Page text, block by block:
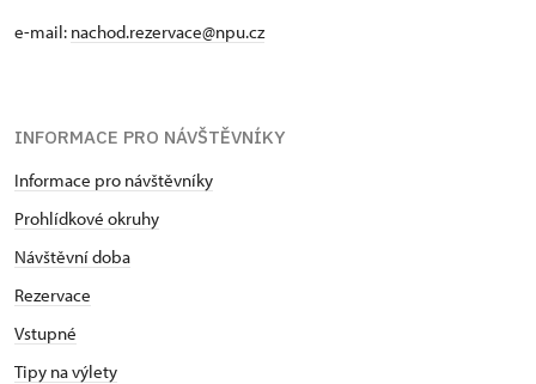
e-mail: nachod.rezervace@npu.cz
INFORMACE PRO NÁVŠTĚVNÍKY
Informace pro návštěvníky
Prohlídkové okruhy
Návštěvní doba
Rezervace
Vstupné
Tipy na výlety